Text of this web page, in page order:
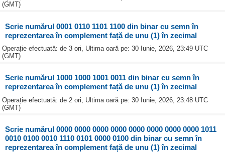
(GMT)
Scrie numărul 0001 0110 1101 1100 din binar cu semn în
reprezentarea în complement față de unu (1) în zecimal
Operație efectuată: de 3 ori, Ultima oară pe: 30 Iunie, 2026, 23:49 UTC
(GMT)
Scrie numărul 1000 1000 1001 0011 din binar cu semn în
reprezentarea în complement față de unu (1) în zecimal
Operație efectuată: de 2 ori, Ultima oară pe: 30 Iunie, 2026, 23:48 UTC
(GMT)
Scrie numărul 0000 0000 0000 0000 0000 0000 0000 0000 1011
0010 0100 0010 1110 0101 0000 0100 din binar cu semn în
reprezentarea în complement față de unu (1) în zecimal